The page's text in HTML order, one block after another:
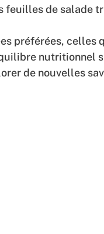
feuilles de salade
préférées,
nutritionnel
de nouvelles